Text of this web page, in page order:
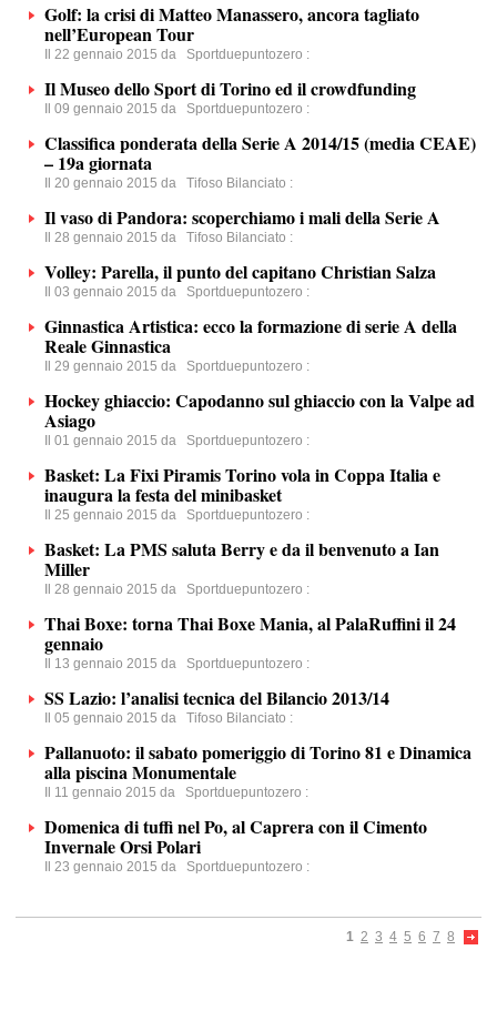
Golf: la crisi di Matteo Manassero, ancora tagliato
nell’European Tour
Il 22 gennaio 2015 da Sportduepuntozero :
Il Museo dello Sport di Torino ed il crowdfunding
Il 09 gennaio 2015 da Sportduepuntozero :
Classifica ponderata della Serie A 2014/15 (media CEAE)
– 19a giornata
Il 20 gennaio 2015 da Tifoso Bilanciato :
Il vaso di Pandora: scoperchiamo i mali della Serie A
Il 28 gennaio 2015 da Tifoso Bilanciato :
Volley: Parella, il punto del capitano Christian Salza
Il 03 gennaio 2015 da Sportduepuntozero :
Ginnastica Artistica: ecco la formazione di serie A della
Reale Ginnastica
Il 29 gennaio 2015 da Sportduepuntozero :
Hockey ghiaccio: Capodanno sul ghiaccio con la Valpe ad
Asiago
Il 01 gennaio 2015 da Sportduepuntozero :
Basket: La Fixi Piramis Torino vola in Coppa Italia e
inaugura la festa del minibasket
Il 25 gennaio 2015 da Sportduepuntozero :
Basket: La PMS saluta Berry e da il benvenuto a Ian
Miller
Il 28 gennaio 2015 da Sportduepuntozero :
Thai Boxe: torna Thai Boxe Mania, al PalaRuffini il 24
gennaio
Il 13 gennaio 2015 da Sportduepuntozero :
SS Lazio: l’analisi tecnica del Bilancio 2013/14
Il 05 gennaio 2015 da Tifoso Bilanciato :
Pallanuoto: il sabato pomeriggio di Torino 81 e Dinamica
alla piscina Monumentale
Il 11 gennaio 2015 da Sportduepuntozero :
Domenica di tuffi nel Po, al Caprera con il Cimento
Invernale Orsi Polari
Il 23 gennaio 2015 da Sportduepuntozero :
1 2 3 4 5 6 7 8